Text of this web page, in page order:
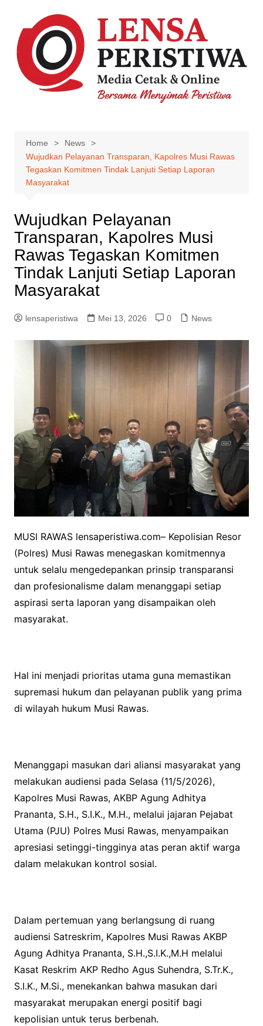
content
Home
News
Wujudkan Pelayanan Transparan, Kapolres Musi Rawas
Tegaskan Komitmen Tindak Lanjuti Setiap Laporan
Masyarakat
Wujudkan Pelayanan
Transparan, Kapolres Musi
Rawas Tegaskan Komitmen
Tindak Lanjuti Setiap Laporan
Masyarakat
lensaperistiwa Mei 13, 2026 0 News
MUSI RAWAS lensaperistiwa.com– Kepolisian Resor
(Polres) Musi Rawas menegaskan komitmennya
untuk selalu mengedepankan prinsip transparansi
dan profesionalisme dalam menanggapi setiap
aspirasi serta laporan yang disampaikan oleh
masyarakat.
Hal ini menjadi prioritas utama guna memastikan
supremasi hukum dan pelayanan publik yang prima
di wilayah hukum Musi Rawas.
Menanggapi masukan dari aliansi masyarakat yang
melakukan audiensi pada Selasa (11/5/2026),
Kapolres Musi Rawas, AKBP Agung Adhitya
Prananta, S.H., S.I.K., M.H., melalui jajaran Pejabat
Utama (PJU) Polres Musi Rawas, menyampaikan
apresiasi setinggi-tingginya atas peran aktif warga
dalam melakukan kontrol sosial.
Dalam pertemuan yang berlangsung di ruang
audiensi Satreskrim, Kapolres Musi Rawas AKBP
Agung Adhitya Prananta, S.H.,S.I.K.,M.H melalui
Kasat Reskrim AKP Redho Agus Suhendra, S.Tr.K.,
S.I.K., M.Si., menekankan bahwa masukan dari
masyarakat merupakan energi positif bagi
kepolisian untuk terus berbenah.